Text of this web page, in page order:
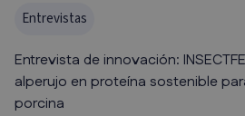
Entrevistas
Entrevista de innovación:
alperujo en proteína sostenible
porcina